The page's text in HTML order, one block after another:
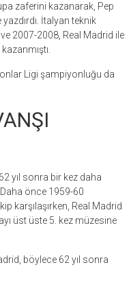
zaferini kazanarak, Pep
yazdırdı. İtalyan teknik
2007-2008, Real Madrid ile
Ligi şampiyonluğu da
yıl sonra bir kez daha
önce 1959-60
karşılaşırken, Real Madrid
üst üste 5. kez müzesine
böylece 62 yıl sonra